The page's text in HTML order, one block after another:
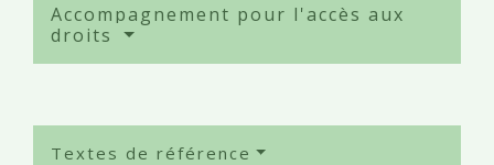
Accompagnement pour l'accès aux
droits
Textes de référence